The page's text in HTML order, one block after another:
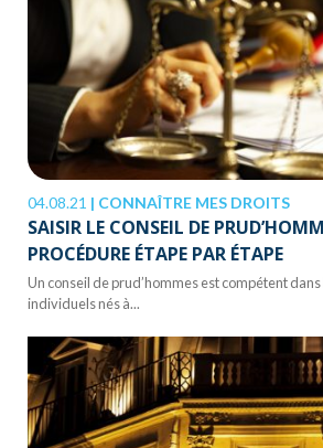
04.08.21 | CONNAÎTRE MES DROITS
SAISIR LE CONSEIL DE
PROCÉDURE ÉTAPE PAR ÉTAPE
Un conseil de prud’hommes est compétent
individuels nés à...